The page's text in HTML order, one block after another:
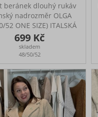
beránek dlouhý rukáv
nadrozměr OLGA
52 ONE SIZE) ITALSKÁ
IMWCH251111/DUR
beránek na knoflík
má kapsy Ideální na
nošení Rozměry:
128 cm, boky: 124
cm, délka: 99 cm
699 Kč
skladem
48/50/52